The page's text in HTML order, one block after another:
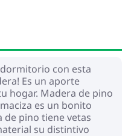
con esta
Es un aporte
hogar. Madera de pino
es un bonito
de pino tiene vetas
su distintivo